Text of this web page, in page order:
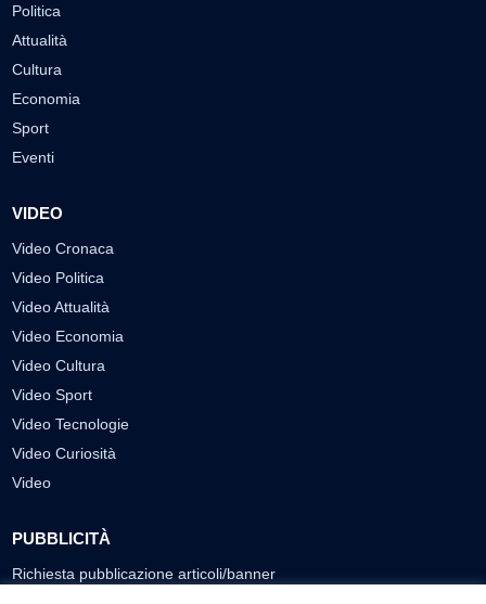
Politica
Attualità
Cultura
Economia
Sport
Eventi
VIDEO
Video Cronaca
Video Politica
Video Attualità
Video Economia
Video Cultura
Video Sport
Video Tecnologie
Video Curiosità
Video
PUBBLICITÀ
Richiesta pubblicazione articoli/banner